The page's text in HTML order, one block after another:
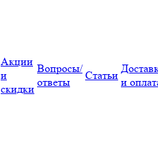
Акции
и
скидки
Вопросы/
ответы
Статьи
и